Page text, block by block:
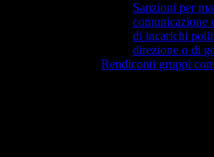
Sanzioni per
comunicazione
di incarichi
direzione o di
Rendiconti gruppi